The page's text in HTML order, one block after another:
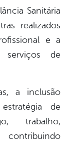
Sanitária
realizados
e a
de
a inclusão
de
trabalho,
contribuindo